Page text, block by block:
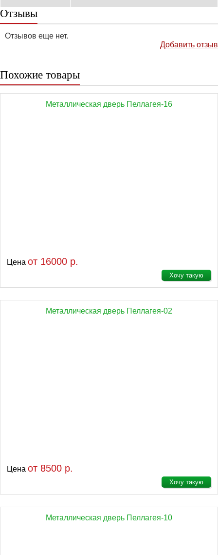
Отзывы
Отзывов еще нет.
Добавить отзыв
Похожие товары
Металлическая дверь Пеллагея-16
Цена от 16000 р.
Хочу такую
Металлическая дверь Пеллагея-02
Цена от 8500 р.
Хочу такую
Металлическая дверь Пеллагея-10